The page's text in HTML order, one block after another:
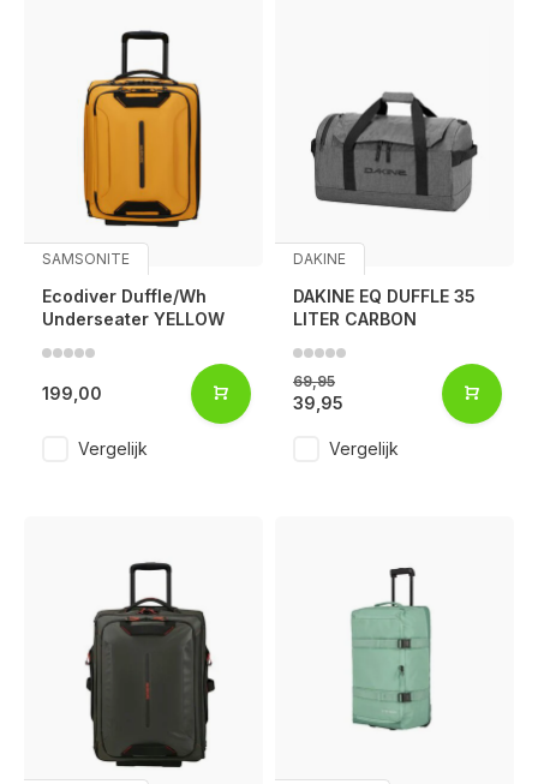
SAMSONITE
Ecodiver Duffle/Wh
Underseater YELLOW
199,00
Vergelijk
DAKINE
DAKINE EQ DUFFLE 35
LITER CARBON
69,95
39,95
Vergelijk